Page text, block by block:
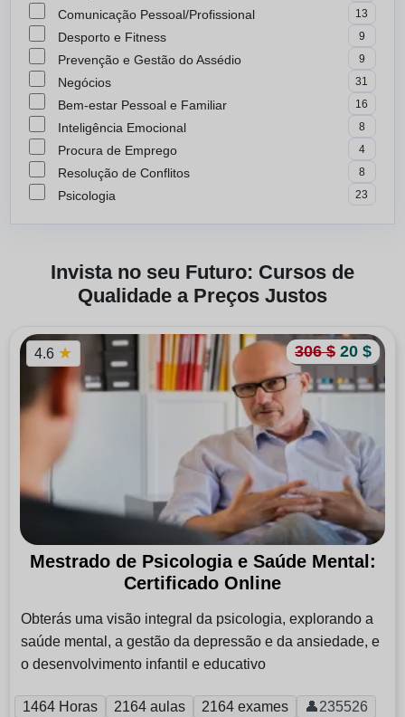
Comunicação Pessoal/Profissional 13
Desporto e Fitness 9
Prevenção e Gestão do Assédio 9
Negócios 31
Bem-estar Pessoal e Familiar 16
Inteligência Emocional 8
Procura de Emprego 4
Resolução de Conflitos 8
Psicologia 23
Invista no seu Futuro: Cursos de
Qualidade a Preços Justos
Mestrado de Psicologia e Saúde Mental:
Certificado Online
306 $ 20 $
Obterás uma visão integral da psicologia, explorando a
saúde mental, a gestão da depressão e da ansiedade, e
o desenvolvimento infantil e educativo
4.6 ★
1464 Horas 2164 aulas 2164 exames 👤235526